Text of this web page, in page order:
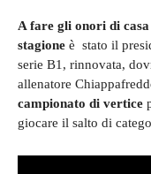
A fare gli onori di
stagione è stato il
serie B1, rinnovata,
allenatore
campionato di vertice
giocare il salto di